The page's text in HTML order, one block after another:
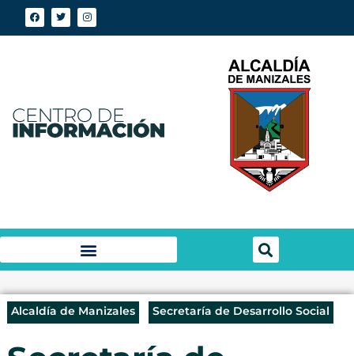
Alcaldía de Manizales Secretaría de Desarrollo Social